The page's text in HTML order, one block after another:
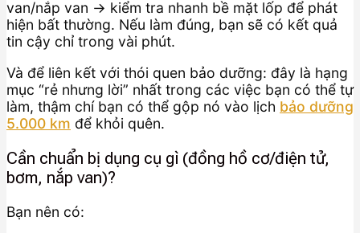
van/nắp van → kiểm tra nhanh bề mặt lốp để phát
hiện bất thường. Nếu làm đúng, bạn sẽ có kết quả
tin cậy chỉ trong vài phút.
Và để liên kết với thói quen bảo dưỡng: đây là hạng
mục “rẻ nhưng lời” nhất trong các việc bạn có thể tự
làm, thậm chí bạn có thể gộp nó vào lịch bảo dưỡng
5.000 km để khỏi quên.
Cần chuẩn bị dụng cụ gì (đồng hồ cơ/điện tử,
bơm, nắp van)?
Bạn nên có: